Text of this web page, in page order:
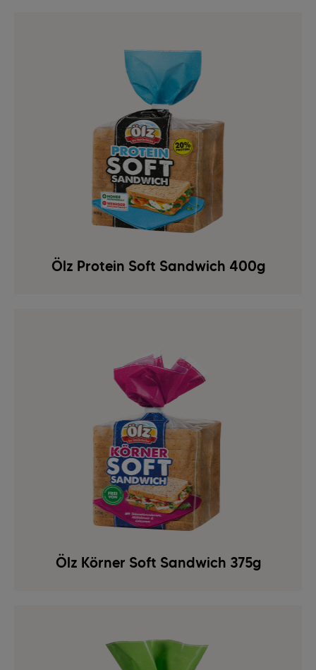
Ölz Protein Soft Sandwich 400g
Ölz Körner Soft Sandwich 375g